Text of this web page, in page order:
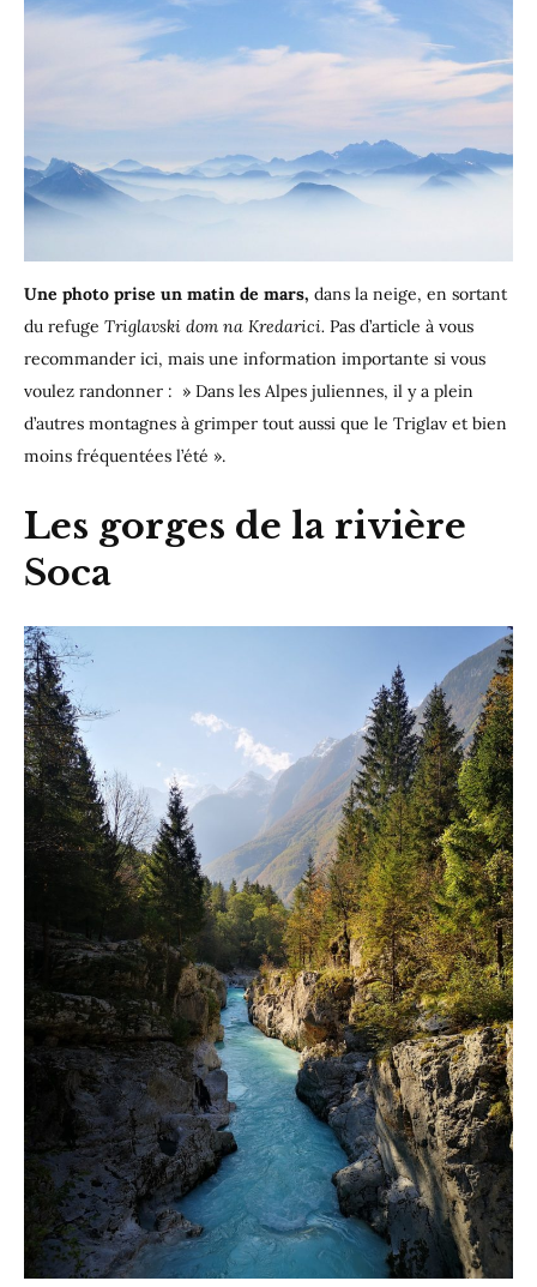
Une photo prise un matin de mars, dans la neige, en sortant
du refuge Triglavski dom na Kredarici. Pas d’article à vous
recommander ici, mais une information importante si vous
voulez randonner : » Dans les Alpes juliennes, il y a plein
d’autres montagnes à grimper tout aussi que le Triglav et bien
moins fréquentées l’été ».
Les gorges de la rivière
Soca